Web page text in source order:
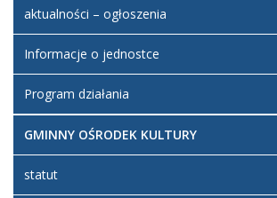
aktualności – ogłoszenia
Informacje o jednostce
Program działania
GMINNY OŚRODEK KULTURY
statut